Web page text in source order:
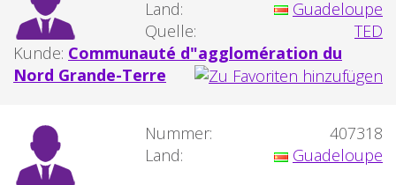
Land:
Guadeloupe
Quelle:
TED
Kunde: Communauté d"agglomération du
Nord Grande-Terre
Nummer:
407318
Land:
Guadeloupe